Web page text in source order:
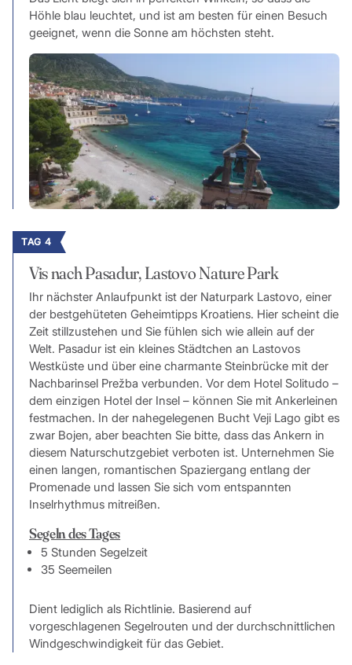
Höhle blau leuchtet, und ist am besten für einen Besuch
geeignet, wenn die Sonne am höchsten steht.
TAG 4
Vis nach Pasadur, Lastovo Nature Park
Ihr nächster Anlaufpunkt ist der Naturpark Lastovo, einer
der bestgehüteten Geheimtipps Kroatiens. Hier scheint die
Zeit stillzustehen und Sie fühlen sich wie allein auf der
Welt. Pasadur ist ein kleines Städtchen an Lastovos
Westküste und über eine charmante Steinbrücke mit der
Nachbarinsel Prežba verbunden. Vor dem Hotel Solitudo –
dem einzigen Hotel der Insel – können Sie mit Ankerleinen
festmachen. In der nahegelegenen Bucht Veji Lago gibt es
zwar Bojen, aber beachten Sie bitte, dass das Ankern in
diesem Naturschutzgebiet verboten ist. Unternehmen Sie
einen langen, romantischen Spaziergang entlang der
Promenade und lassen Sie sich vom entspannten
Inselrhythmus mitreißen.
Segeln des Tages
5 Stunden Segelzeit
35 Seemeilen
Dient lediglich als Richtlinie. Basierend auf
vorgeschlagenen Segelrouten und der durchschnittlichen
Windgeschwindigkeit für das Gebiet.